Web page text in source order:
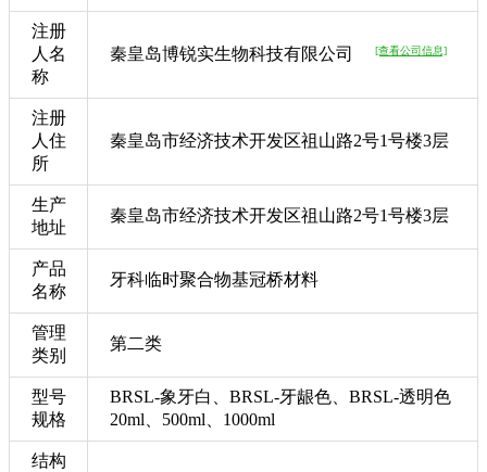
注册
人名
称
秦皇岛博锐实生物科技有限公司 [查看公司信息]
注册
人住
所
秦皇岛市经济技术开发区祖山路2号1号楼3层
生产
地址
秦皇岛市经济技术开发区祖山路2号1号楼3层
产品
名称
牙科临时聚合物基冠桥材料
管理
类别
第二类
型号
规格
BRSL-象牙白、BRSL-牙龈色、BRSL-透明色
20ml、500ml、1000ml
结构